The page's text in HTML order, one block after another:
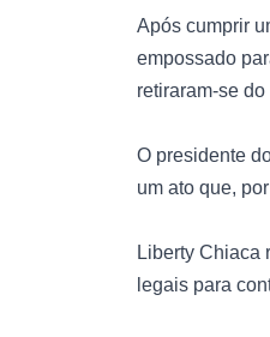
Após cumprir
empossado
retiraram-se
O presidente
um ato que,
Liberty Chiaca
legais para